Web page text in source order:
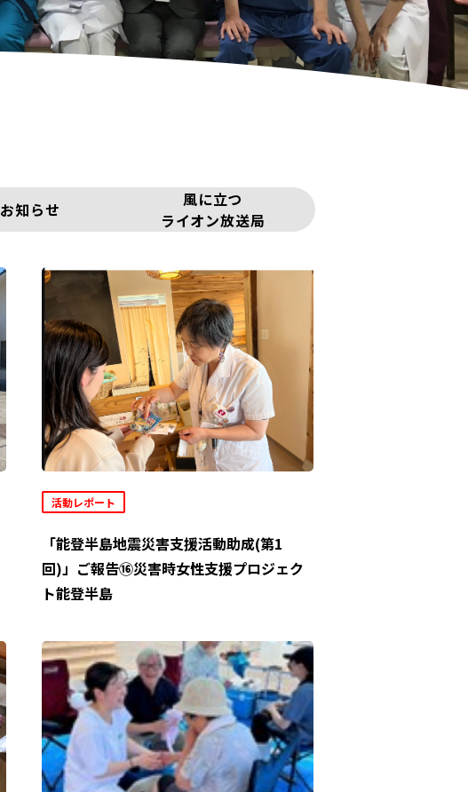
お知らせ
風に立つ
ライオン放送局
活動レポート
「能登半島地震災害支援活動助成(第1
回)」ご報告⑯災害時女性支援プロジェク
ト能登半島